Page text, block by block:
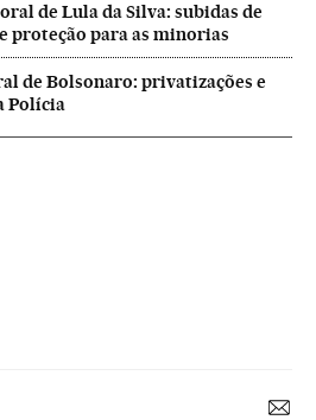
de Lula da Silva: subidas de
proteção para as minorias
de Bolsonaro: privatizações e
Polícia